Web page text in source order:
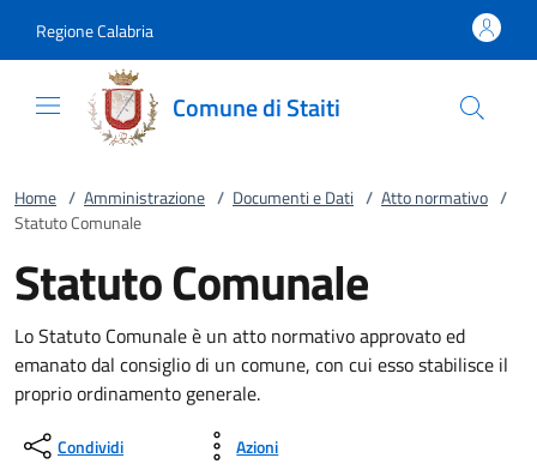
Regione Calabria
Comune di Staiti
Home / Amministrazione / Documenti e Dati / Atto normativo /
Statuto Comunale
Statuto Comunale
Lo Statuto Comunale è un atto normativo approvato ed
emanato dal consiglio di un comune, con cui esso stabilisce il
proprio ordinamento generale.
Condividi Azioni